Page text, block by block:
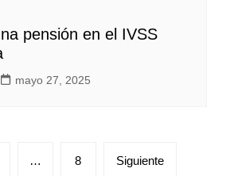
pensión en el IVSS
mayo 27, 2025
… 8 Siguiente